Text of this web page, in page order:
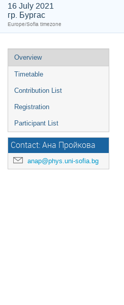
16 July 2021
гр. Бургас
Europe/Sofia timezone
Overview
Timetable
Contribution List
Registration
Participant List
Contact: Ана Пройкова
anap@phys.uni-sofia.bg